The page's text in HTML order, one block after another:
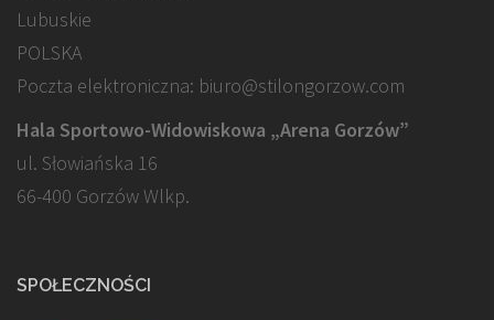
Lubuskie
POLSKA
Poczta elektroniczna: biuro@stilongorzow.com
Hala Sportowo-Widowiskowa „Arena Gorzów”
ul. Słowiańska 16
66-400 Gorzów Wlkp.
SPOŁECZNOŚCI